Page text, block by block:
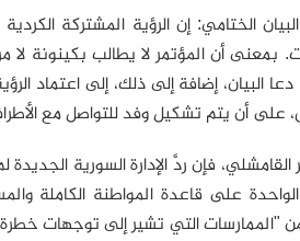
الختامي: إن الرؤية المشتركة
بمعنى أن المؤتمر لا يطالب بكينونة
إضافة إلى ذلك، إلى اعتماد
على أن يتم تشكيل وفد للتواصل مع
فإن ردَّ الإدارة السورية الجديدة
على قاعدة المواطنة الكاملة
من "الممارسات التي تشير إلى توجهات